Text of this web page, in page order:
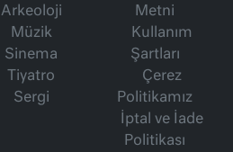
Arkeoloji
Müzik
Sinema
Tiyatro
Sergi
Metni
Kullanım
Şartları
Çerez
Politikamız
İptal ve İade
Politikası